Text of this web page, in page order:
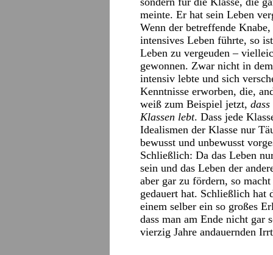
meinte. Er hat sein Leben
Wenn der betreffende
intensives Leben führte, so
Leben zu vergeuden –
gewonnen. Zwar nicht in
intensiv lebte und sich
Kenntnisse erworben, die,
weiß zum Beispiel jetzt,
Klassen lebt. Dass jede
Idealismen der Klasse nur
bewusst und unbewusst
Schließlich: Da das Leben
sein und das Leben der
aber gar zu fördern, so
gedauert hat. Schließlich hat
einem selber ein so großes
dass man am Ende nicht gar
vierzig Jahre andauernden